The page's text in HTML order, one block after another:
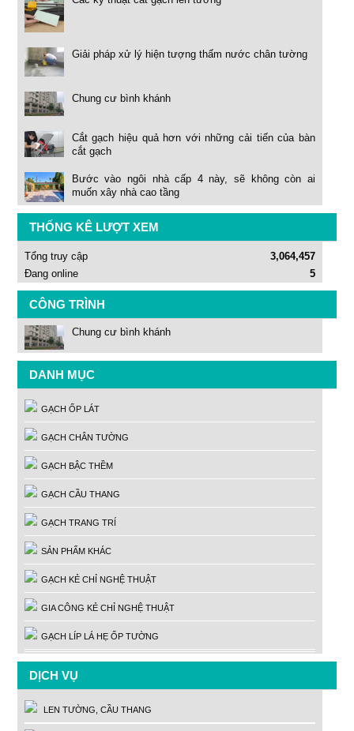
Giải pháp xử lý hiện tượng thấm nước chân tường
Chung cư bình khánh
Cắt gạch hiệu quả hơn với những cải tiến của bàn
cắt gạch
Bước vào ngôi nhà cấp 4 này, sẽ không còn ai
muốn xây nhà cao tầng
THỐNG KÊ LƯỢT XEM
Tổng truy cập
3,064,457
Đang online
5
CÔNG TRÌNH
Chung cư bình khánh
DANH MỤC
GẠCH ỐP LÁT
GẠCH CHÂN TƯỜNG
GẠCH BẬC THỀM
GẠCH CẦU THANG
GẠCH TRANG TRÍ
SẢN PHẨM KHÁC
GẠCH KẺ CHỈ NGHỆ THUẬT
GIA CÔNG KẺ CHỈ NGHỆ THUẬT
GẠCH LÍP LÁ HẸ ỐP TƯỜNG
DỊCH VỤ
LEN TƯỜNG, CẦU THANG